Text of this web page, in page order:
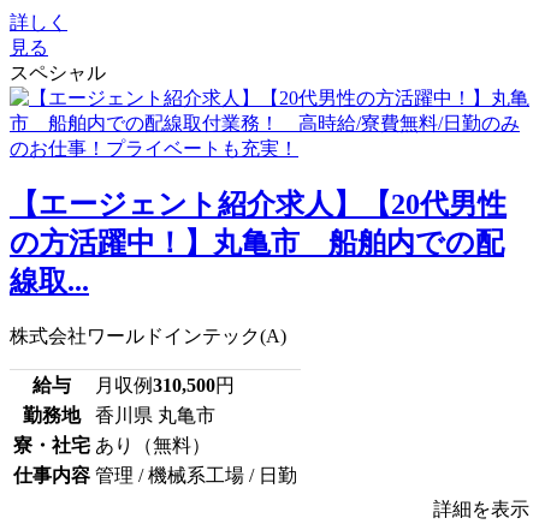
詳しく
見る
スペシャル
【エージェント紹介求人】【20代男性
の方活躍中！】丸亀市 船舶内での配
線取...
株式会社ワールドインテック(A)
給与 月収例310,500円
勤務地
香川県 丸亀市
寮・社宅 あり（無料）
仕事内容 管理 / 機械系工場 / 日勤
詳細を表示